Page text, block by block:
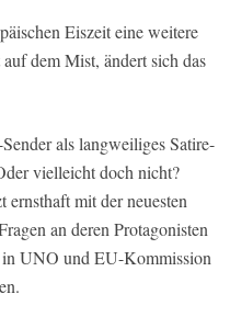
Eiszeit eine weitere
dem Mist, ändert sich das
als langweiliges Satire-
vielleicht doch nicht?
mit der neuesten
an deren Protagonisten
in UNO und EU-Kommission